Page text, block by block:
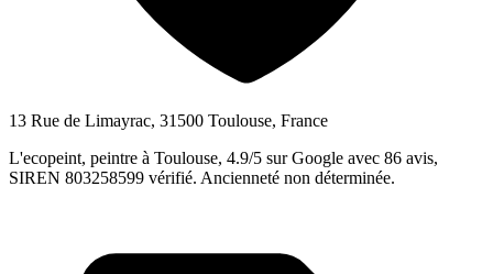
13 Rue de Limayrac, 31500 Toulouse, France
L'ecopeint, peintre à Toulouse, 4.9/5 sur Google avec 86 avis,
SIREN 803258599 vérifié. Ancienneté non déterminée.